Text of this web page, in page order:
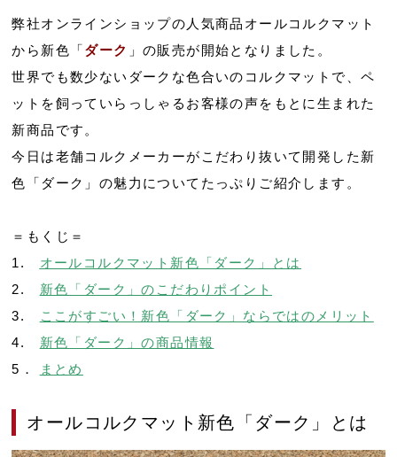
弊社オンラインショップの人気商品オールコルクマット
から新色「ダーク 」の販売が開始となりました。
世界でも数少ないダークな色合いのコルクマットで、ペ
ットを飼っていらっしゃるお客様の声をもとに生まれた
新商品です。
今日は老舗コルクメーカーがこだわり抜いて開発した新
色「ダーク」の魅力についてたっぷりご紹介します。
＝もくじ＝
1. オールコルクマット新色「ダーク」とは
2. 新色「ダーク」のこだわりポイント
3.
ここがすごい！新色「ダーク」ならではのメリット
4. 新色「ダーク」の商品情報
5．
まとめ
オールコルクマット新色「ダーク」とは